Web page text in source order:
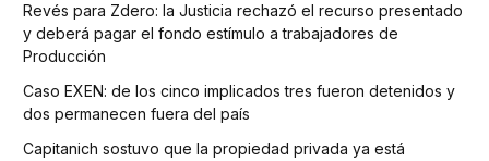
Revés para Zdero: la Justicia rechazó el recurso presentado
y deberá pagar el fondo estímulo a trabajadores de
Producción
Caso EXEN: de los cinco implicados tres fueron detenidos y
dos permanecen fuera del país
Capitanich sostuvo que la propiedad privada ya está